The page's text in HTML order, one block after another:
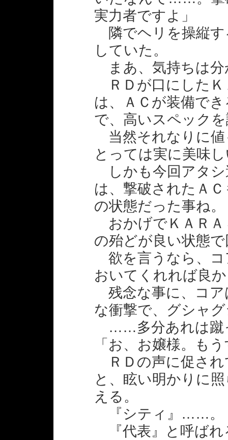
実力者ですよ」
隣でヘリを操縦す
していた。
まあ、気持ちは分
ＲＤが口にしたＫ
は、ＡＣが装備で
で、高いスペック
当然それなりに値
とっては実に美味
しかも今回アタシ
は、撃破されたＡ
の状態だった事ね。
おかげでＫＡＲＡ
の殆どが良い状態
欲を言うなら、コ
おいてくれれば良
残念な事に、コア
な衝撃で、グシャ
……多分あれは蹴
「お、お嬢様。も
ＲＤの声に促され
と、眩い明かりに
える。
『シティ』……。
『代表』と呼ばれ